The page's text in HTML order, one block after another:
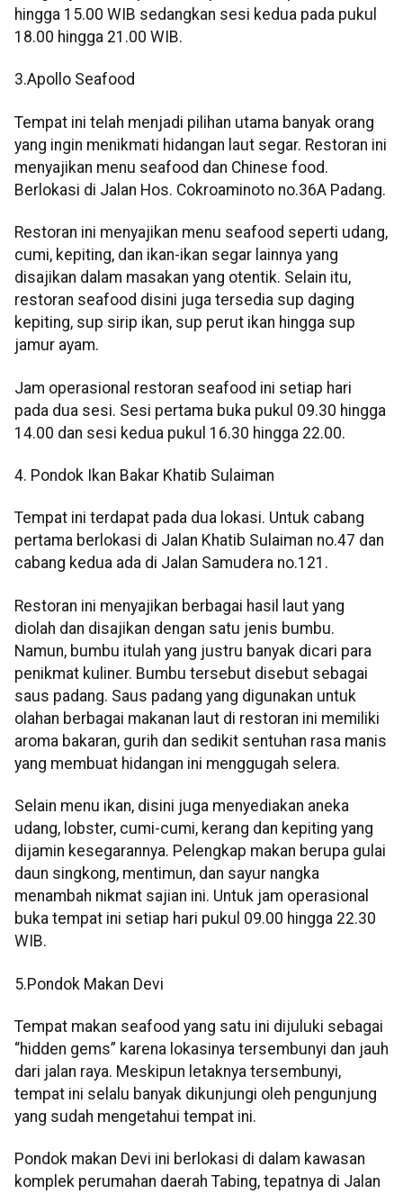
hingga 15.00 WIB sedangkan sesi kedua pada pukul
18.00 hingga 21.00 WIB.
3.Apollo Seafood
Tempat ini telah menjadi pilihan utama banyak orang
yang ingin menikmati hidangan laut segar. Restoran ini
menyajikan menu seafood dan Chinese food.
Berlokasi di Jalan Hos. Cokroaminoto no.36A Padang.
Restoran ini menyajikan menu seafood seperti udang,
cumi, kepiting, dan ikan-ikan segar lainnya yang
disajikan dalam masakan yang otentik. Selain itu,
restoran seafood disini juga tersedia sup daging
kepiting, sup sirip ikan, sup perut ikan hingga sup
jamur ayam.
Jam operasional restoran seafood ini setiap hari
pada dua sesi. Sesi pertama buka pukul 09.30 hingga
14.00 dan sesi kedua pukul 16.30 hingga 22.00.
4. Pondok Ikan Bakar Khatib Sulaiman
Tempat ini terdapat pada dua lokasi. Untuk cabang
pertama berlokasi di Jalan Khatib Sulaiman no.47 dan
cabang kedua ada di Jalan Samudera no.121.
Restoran ini menyajikan berbagai hasil laut yang
diolah dan disajikan dengan satu jenis bumbu.
Namun, bumbu itulah yang justru banyak dicari para
penikmat kuliner. Bumbu tersebut disebut sebagai
saus padang. Saus padang yang digunakan untuk
olahan berbagai makanan laut di restoran ini memiliki
aroma bakaran, gurih dan sedikit sentuhan rasa manis
yang membuat hidangan ini menggugah selera.
Selain menu ikan, disini juga menyediakan aneka
udang, lobster, cumi-cumi, kerang dan kepiting yang
dijamin kesegarannya. Pelengkap makan berupa gulai
daun singkong, mentimun, dan sayur nangka
menambah nikmat sajian ini. Untuk jam operasional
buka tempat ini setiap hari pukul 09.00 hingga 22.30
WIB.
5.Pondok Makan Devi
Tempat makan seafood yang satu ini dijuluki sebagai
“hidden gems” karena lokasinya tersembunyi dan jauh
dari jalan raya. Meskipun letaknya tersembunyi,
tempat ini selalu banyak dikunjungi oleh pengunjung
yang sudah mengetahui tempat ini.
Pondok makan Devi ini berlokasi di dalam kawasan
komplek perumahan daerah Tabing, tepatnya di Jalan